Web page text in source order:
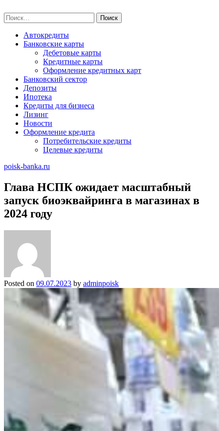
to
content
Найти:
Автокредиты
Банковские карты
Дебетовые карты
Кредитные карты
Оформление кредитных карт
Банковский сектор
Депозиты
Ипотека
Кредиты для бизнеса
Лизинг
Новости
Оформление кредита
Потребительские кредиты
Целевые кредиты
poisk-banka.ru
Глава НСПК ожидает масштабный
запуск биоэквайринга в магазинах в
2024 году
Posted on 09.07.2023 by adminpoisk